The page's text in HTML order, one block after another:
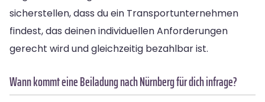
sicherstellen, dass du ein Transportunternehmen
findest, das deinen individuellen Anforderungen
gerecht wird und gleichzeitig bezahlbar ist.
Wann kommt eine Beiladung nach Nürnberg für dich infrage?